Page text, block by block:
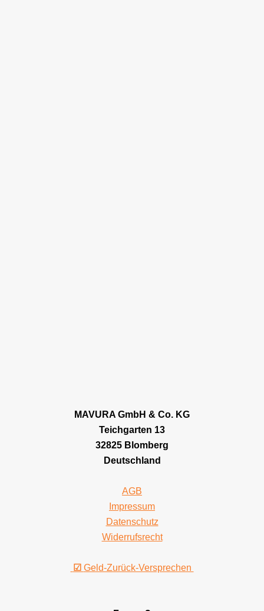
MAVURA GmbH & Co. KG
Teichgarten 13
32825 Blomberg
Deutschland
AGB
Impressum
Datenschutz
Widerrufsrecht
☑ Geld-Zurück-Versprechen